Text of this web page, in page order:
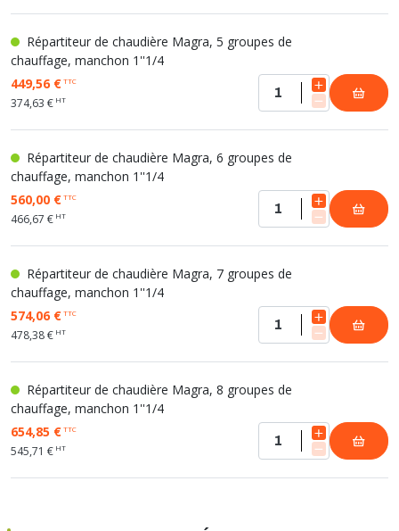
Répartiteur de chaudière Magra, 5 groupes de
chauffage, manchon 1''1/4
449,56 €TTC
374,63 € HT
Répartiteur de chaudière Magra, 6 groupes de
chauffage, manchon 1''1/4
560,00 €TTC
466,67 € HT
Répartiteur de chaudière Magra, 7 groupes de
chauffage, manchon 1''1/4
574,06 €TTC
478,38 € HT
Répartiteur de chaudière Magra, 8 groupes de
chauffage, manchon 1''1/4
654,85 €TTC
545,71 € HT